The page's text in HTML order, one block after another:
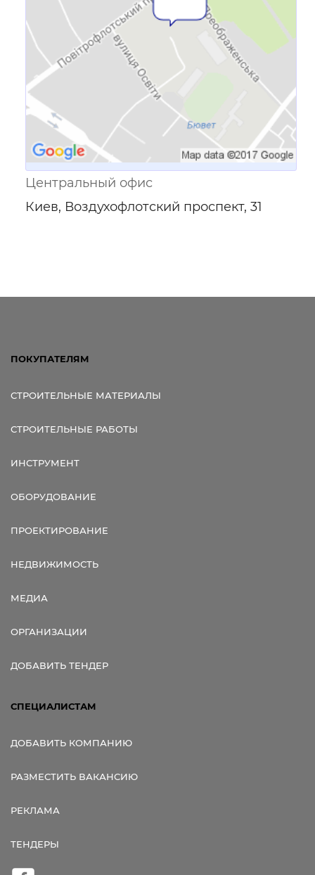
Центральный офис
Киев, Воздухофлотский проспект, 31
ПОКУПАТЕЛЯМ
СТРОИТЕЛЬНЫЕ МАТЕРИАЛЫ
СТРОИТЕЛЬНЫЕ РАБОТЫ
ИНСТРУМЕНТ
ОБОРУДОВАНИЕ
ПРОЕКТИРОВАНИЕ
НЕДВИЖИМОСТЬ
МЕДИА
ОРГАНИЗАЦИИ
ДОБАВИТЬ ТЕНДЕР
СПЕЦИАЛИСТАМ
ДОБАВИТЬ КОМПАНИЮ
РАЗМЕСТИТЬ ВАКАНСИЮ
РЕКЛАМА
ТЕНДЕРЫ